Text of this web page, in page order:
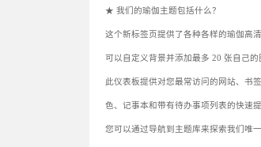
★ 我们的瑜伽主题包括什么？
这个新标签页提供了各种各样的瑜伽高
可以自定义背景并添加最多 20 张自己的
此仪表板提供对您最常访问的网站、书
色、记事本和带有待办事项列表的快速
您可以通过导航到主题库来探索我们唯